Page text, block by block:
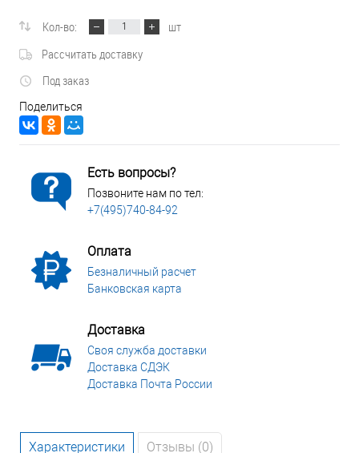
Кол-во:
шт
Рассчитать доставку
Под заказ
Поделиться
Есть вопросы?
Позвоните нам по тел:
+7(495)740-84-92
Оплата
Безналичный расчет
Банковская карта
Доставка
Своя служба доставки
Доставка СДЭК
Доставка Почта России
Характеристики Отзывы (0)